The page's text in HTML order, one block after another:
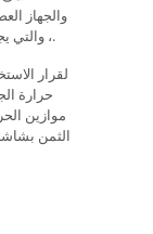
والجهاز
، والتي يجب أن تتوقف فقط في الحالات التي ينصح بها.
لقرار
حرارة
موازين
الثمن